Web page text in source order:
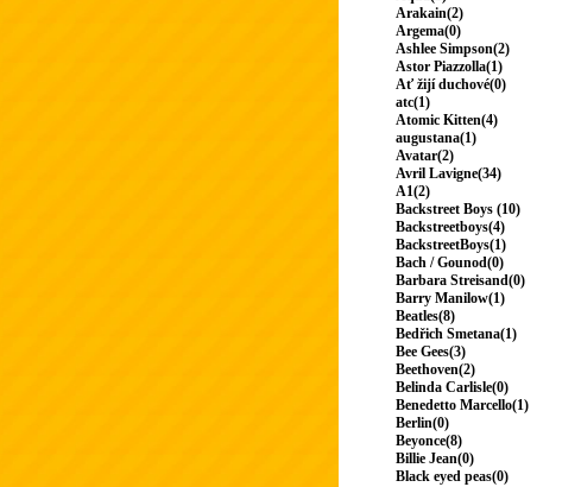
Arakain(2)
Argema(0)
Ashlee Simpson(2)
Astor Piazzolla(1)
Ať žijí duchové(0)
atc(1)
Atomic Kitten(4)
augustana(1)
Avatar(2)
Avril Lavigne(34)
A1(2)
Backstreet Boys (10)
Backstreetboys(4)
BackstreetBoys(1)
Bach / Gounod(0)
Barbara Streisand(0)
Barry Manilow(1)
Beatles(8)
Bedřich Smetana(1)
Bee Gees(3)
Beethoven(2)
Belinda Carlisle(0)
Benedetto Marcello(1)
Berlin(0)
Beyonce(8)
Billie Jean(0)
Black eyed peas(0)